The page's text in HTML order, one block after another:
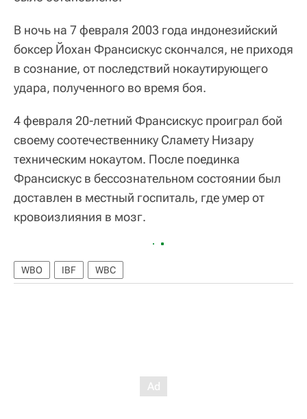
В ночь на 7 февраля 2003 года индонезийский
боксер Йохан Франсискус скончался, не приходя
в сознание, от последствий нокаутирующего
удара, полученного во время боя.
4 февраля 20-летний Франсискус проиграл бой
своему соотечественнику Сламету Низару
техническим нокаутом. После поединка
Франсискус в бессознательном состоянии был
доставлен в местный госпиталь, где умер от
кровоизлияния в мозг.
WBO IBF WBC